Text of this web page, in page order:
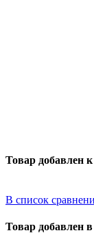
Товар добавлен
В список
Товар добавлен